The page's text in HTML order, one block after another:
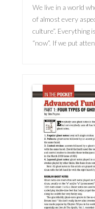
We live in a world
of almost every
culture”. Everything
“now”. If we put